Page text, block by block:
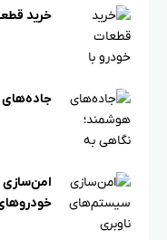
خرید قطعات
جاده‌های
امن‌سازی
خودروهای